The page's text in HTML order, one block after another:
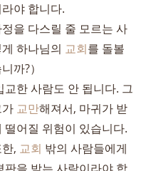
야 합니다.
정을 다스릴 줄 모르는 사
하나님의 교회를 돌볼
까?）
교한 사람도 안 됩니다. 그
교만해져서, 마귀가 받
떨어질 위험이 있습니다.
, 교회 밖의 사람들에게